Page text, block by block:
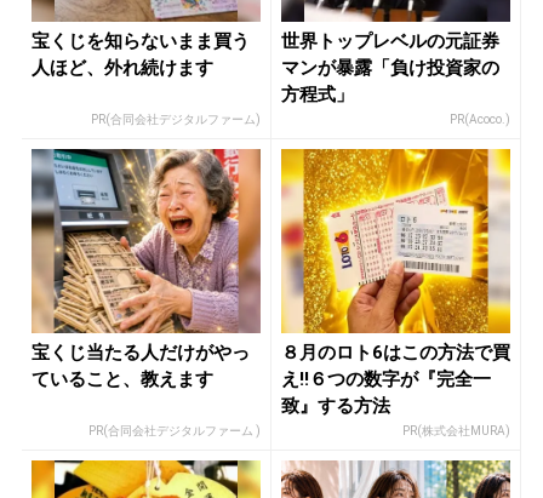
宝くじを知らないまま買う
人ほど、外れ続けます
PR(合同会社デジタルファーム)
世界トップレベルの元証券
マンが暴露「負け投資家の
方程式」
PR(Acoco.)
宝くじ当たる人だけがやっ
ていること、教えます
PR(合同会社デジタルファーム )
８月のロト6はこの方法で買
え!!６つの数字が『完全一
致』する方法
PR(株式会社MURA)